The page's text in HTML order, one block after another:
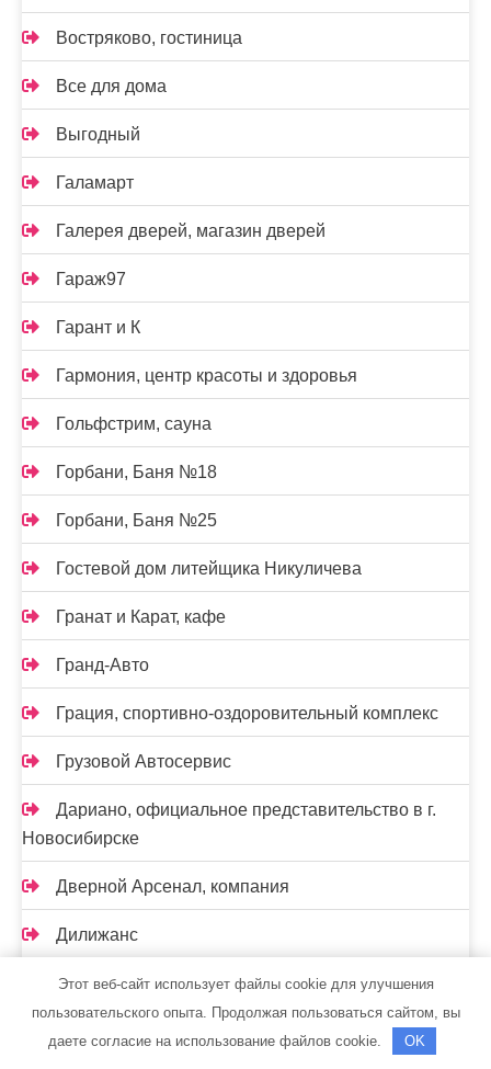
Востряково, гостиница
Все для дома
Выгодный
Галамарт
Галерея дверей, магазин дверей
Гараж97
Гарант и К
Гармония, центр красоты и здоровья
Гольфстрим, сауна
Горбани, Баня №18
Горбани, Баня №25
Гостевой дом литейщика Никуличева
Гранат и Карат, кафе
Гранд-Авто
Грация, спортивно-оздоровительный комплекс
Грузовой Автосервис
Дариано, официальное представительство в г.
Новосибирске
Дверной Арсенал, компания
Дилижанс
Дубрава, баня
Этот веб-сайт использует файлы cookie для улучшения
пользовательского опыта. Продолжая пользоваться сайтом, вы
даете согласие на использование файлов cookie.
OK